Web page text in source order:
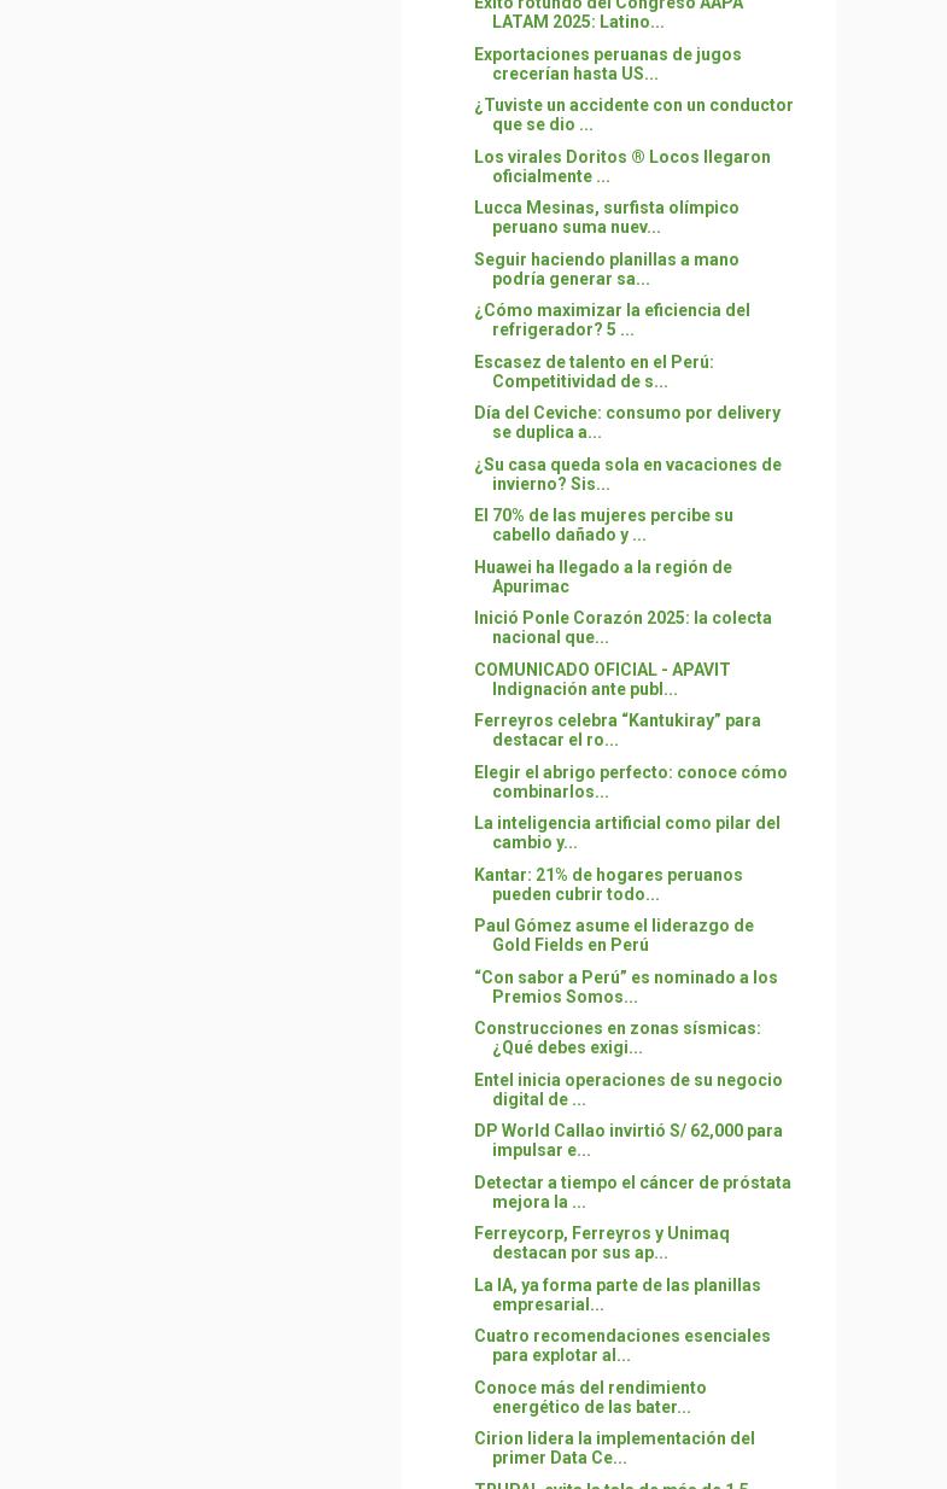
LATAM 2025: Latino...
Exportaciones peruanas de jugos
crecerían hasta US...
¿Tuviste un accidente con un conductor
que se dio ...
Los virales Doritos ® Locos llegaron
oficialmente ...
Lucca Mesinas, surfista olímpico
peruano suma nuev...
Seguir haciendo planillas a mano
podría generar sa...
¿Cómo maximizar la eficiencia del
refrigerador? 5 ...
Escasez de talento en el Perú:
Competitividad de s...
Día del Ceviche: consumo por delivery
se duplica a...
¿Su casa queda sola en vacaciones de
invierno? Sis...
El 70% de las mujeres percibe su
cabello dañado y ...
Huawei ha llegado a la región de
Apurimac
Inició Ponle Corazón 2025: la colecta
nacional que...
COMUNICADO OFICIAL - APAVIT
Indignación ante publ...
Ferreyros celebra “Kantukiray” para
destacar el ro...
Elegir el abrigo perfecto: conoce cómo
combinarlos...
La inteligencia artificial como pilar del
cambio y...
Kantar: 21% de hogares peruanos
pueden cubrir todo...
Paul Gómez asume el liderazgo de
Gold Fields en Perú
“Con sabor a Perú” es nominado a los
Premios Somos...
Construcciones en zonas sísmicas:
¿Qué debes exigi...
Entel inicia operaciones de su negocio
digital de ...
DP World Callao invirtió S/ 62,000 para
impulsar e...
Detectar a tiempo el cáncer de próstata
mejora la ...
Ferreycorp, Ferreyros y Unimaq
destacan por sus ap...
La IA, ya forma parte de las planillas
empresarial...
Cuatro recomendaciones esenciales
para explotar al...
Conoce más del rendimiento
energético de las bater...
Cirion lidera la implementación del
primer Data Ce...